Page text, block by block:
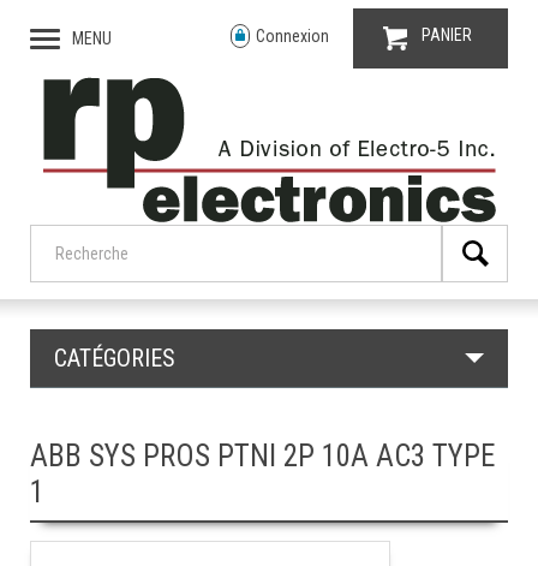
MENU Connexion PANIER
CATÉGORIES
ABB SYS PROS PTNI 2P 10A AC3 TYPE
1